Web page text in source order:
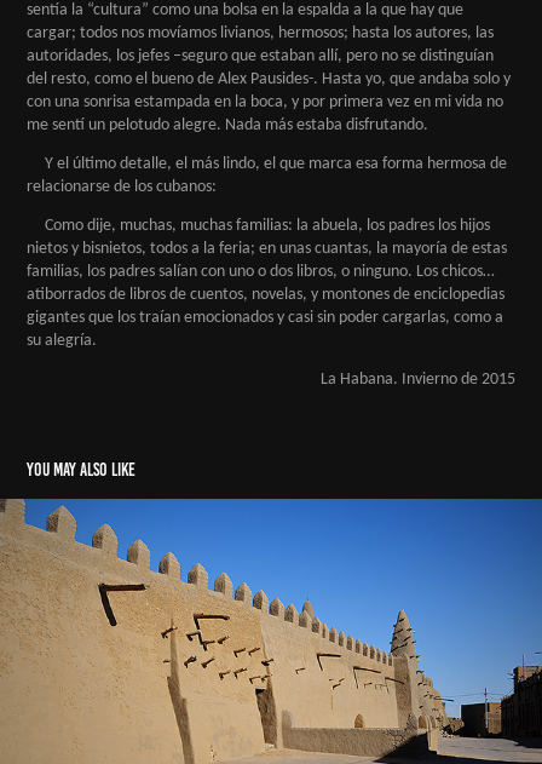
sentía la “cultura” como una bolsa en la espalda a la que hay que
cargar; todos nos movíamos livianos, hermosos; hasta los autores, las
autoridades, los jefes –seguro que estaban allí, pero no se distinguían
del resto, como el bueno de Alex Pausides-. Hasta yo, que andaba solo y
con una sonrisa estampada en la boca, y por primera vez en mi vida no
me sentí un pelotudo alegre. Nada más estaba disfrutando.
Y el último detalle, el más lindo, el que marca esa forma hermosa de
relacionarse de los cubanos:
Como dije, muchas, muchas familias: la abuela, los padres los hijos
nietos y bisnietos, todos a la feria; en unas cuantas, la mayoría de estas
familias, los padres salían con uno o dos libros, o ninguno. Los chicos…
atiborrados de libros de cuentos, novelas, y montones de enciclopedias
gigantes que los traían emocionados y casi sin poder cargarlas, como a
su alegría.
La Habana. Invierno de 2015
You may also like
Tombuctú: lo bello y lo triste (texto y fotografías)